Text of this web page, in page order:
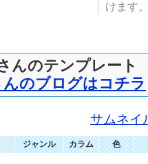
けます
んのテンプレート
んのブログはコチラ
サムネイ
ジャンル カラム 色